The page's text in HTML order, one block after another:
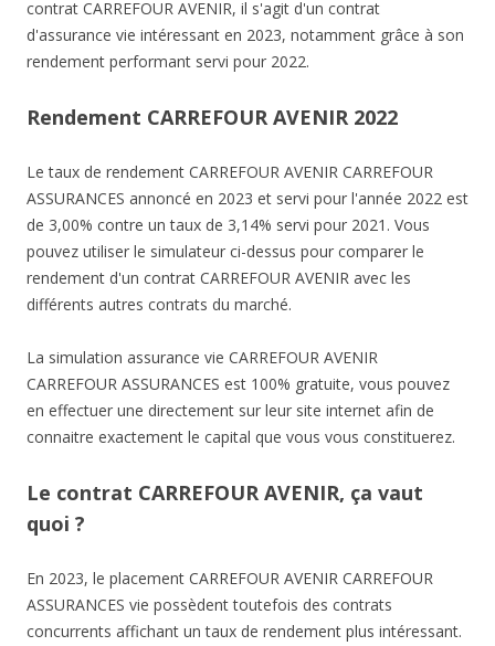
contrat CARREFOUR AVENIR, il s'agit d'un contrat
d'assurance vie intéressant en 2023, notamment grâce à son
rendement performant servi pour 2022.
Rendement CARREFOUR AVENIR 2022
Le taux de rendement CARREFOUR AVENIR CARREFOUR
ASSURANCES annoncé en 2023 et servi pour l'année 2022 est
de 3,00% contre un taux de 3,14% servi pour 2021. Vous
pouvez utiliser le simulateur ci-dessus pour comparer le
rendement d'un contrat CARREFOUR AVENIR avec les
différents autres contrats du marché.
La simulation assurance vie CARREFOUR AVENIR
CARREFOUR ASSURANCES est 100% gratuite, vous pouvez
en effectuer une directement sur leur site internet afin de
connaitre exactement le capital que vous vous constituerez.
Le contrat CARREFOUR AVENIR, ça vaut
quoi ?
En 2023, le placement CARREFOUR AVENIR CARREFOUR
ASSURANCES vie possèdent toutefois des contrats
concurrents affichant un taux de rendement plus intéressant.